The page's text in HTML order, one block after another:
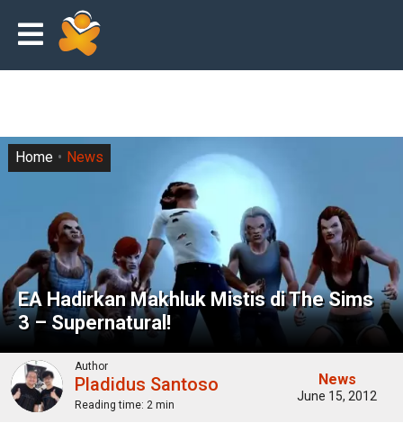
EA Hadirkan Makhluk Mistis di The Sims
3 – Supernatural!
Home News
Author
Pladidus Santoso
Reading time: 2 min
News
June 15, 2012